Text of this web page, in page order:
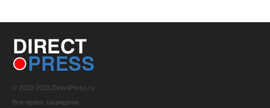
© 2010-2015 DirectPress.ru
Все права защищены.